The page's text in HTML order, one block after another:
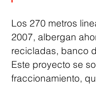
Los 270 metros
2007, albergan
recicladas, banco
Este proyecto se
fraccionamiento,